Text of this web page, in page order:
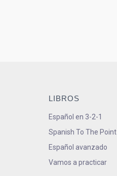
LIBROS
Español en 3-2-1
Spanish To The Point
Español avanzado
Vamos a practicar